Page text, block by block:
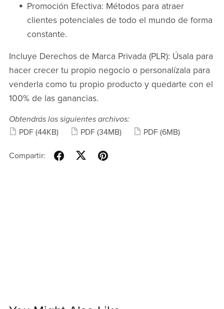
Promoción Efectiva: Métodos para atraer
clientes potenciales de todo el mundo de forma
constante.
Incluye Derechos de Marca Privada (PLR): Úsala para
hacer crecer tu propio negocio o personalízala para
venderla como tu propio producto y quedarte con el
100% de las ganancias.
Obtendrás los siguientes archivos:
PDF (44KB) PDF (34MB) PDF (6MB)
Compartir: